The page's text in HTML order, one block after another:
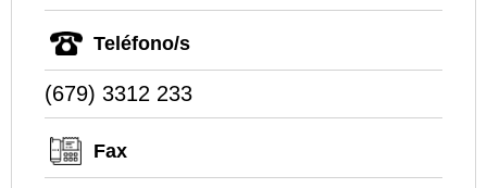
Teléfono/s
(679) 3312 233
Fax